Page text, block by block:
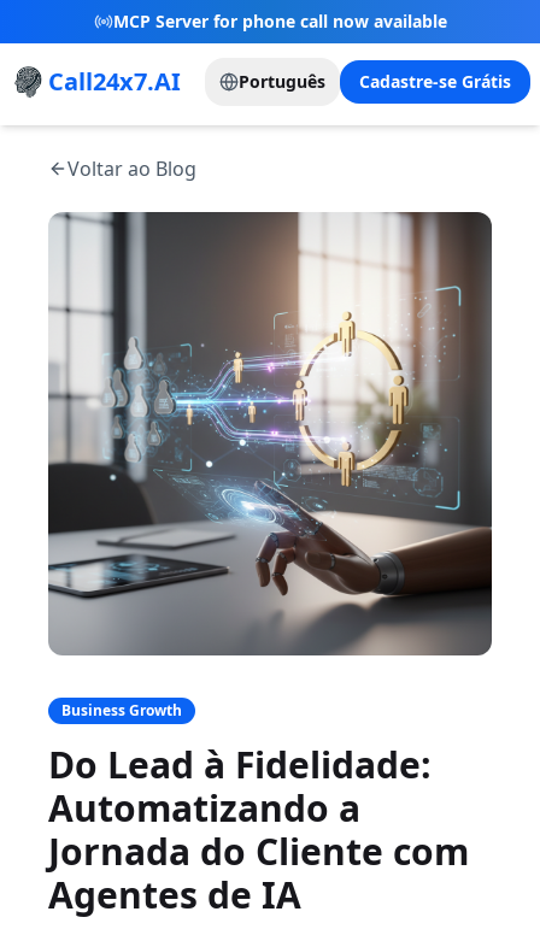
MCP Server for phone call now available
Call24x7.AI Português Cadastre-se Grátis
Voltar ao Blog
Business Growth
Do Lead à Fidelidade:
Automatizando a
Jornada do Cliente com
Agentes de IA